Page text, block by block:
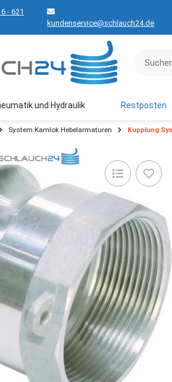
- 621
kundenservice@schlauch24.de
und Hydraulik Restposten
System Kamlok Hebelarmaturen Kupplung